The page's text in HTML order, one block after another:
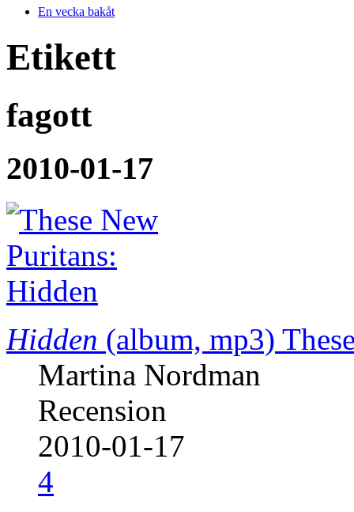
En vecka bakåt
Etikett
fagott
2010-01-17
Hidden (album, mp3)
Martina Nordman
Recension
2010-01-17
4